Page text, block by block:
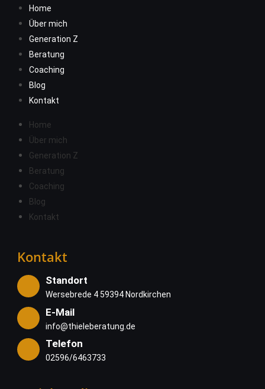
Home
Über mich
Generation Z
Beratung
Coaching
Blog
Kontakt
Home
Über mich
Generation Z
Beratung
Coaching
Blog
Kontakt
Kontakt
Standort
Wersebrede 4 59394 Nordkirchen
E-Mail
info@thieleberatung.de
Telefon
02596/6463733